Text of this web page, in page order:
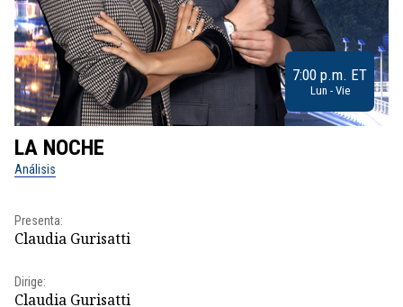
7:00 p.m. ET
Lun - Vie
LA NOCHE
Análisis
Presenta:
Claudia Gurisatti
Dirige:
Claudia Gurisatti